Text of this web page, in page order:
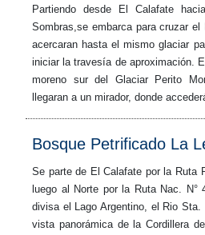
Partiendo desde El Calafate
Sombras,se embarca para cruzar
acercaran hasta el mismo glaciar
iniciar la travesía de aproximación.
moreno sur del Glaciar Perito
llegaran a un mirador, donde
Bosque Petrificado La
Se parte de El Calafate por la Ruta
luego al Norte por la Ruta Nac. N°
divisa el Lago Argentino, el Rio
vista panorámica de la Cordillera